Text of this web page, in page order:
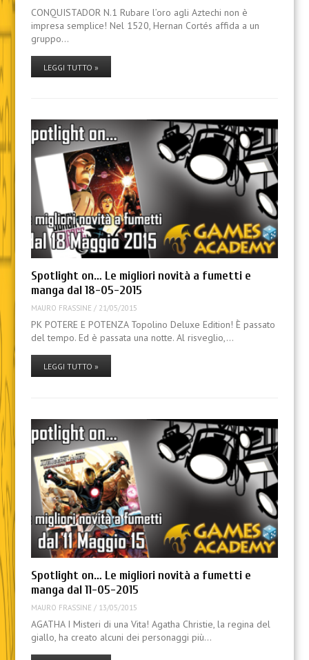
CONQUISTADOR N.1 Rubare l’oro agli Aztechi non è
impresa semplice! Nel 1520, Hernan Cortés affida a un
gruppo…
LEGGI TUTTO »
Spotlight on… Le migliori novità a fumetti e
manga dal 18-05-2015
MAURO FRASSINE / 21/05/2015
PK POTERE E POTENZA Topolino Deluxe Edition! È passato
del tempo. Ed è passata una notte. Al risveglio,…
LEGGI TUTTO »
Spotlight on… Le migliori novità a fumetti e
manga dal 11-05-2015
MAURO FRASSINE / 13/05/2015
AGATHA I Misteri di una Vita! Agatha Christie, la regina del
giallo, ha creato alcuni dei personaggi più…